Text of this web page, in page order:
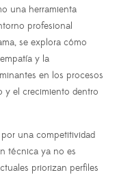
una herramienta
profesional
se explora cómo
y la
en los procesos
y el crecimiento dentro
una competitividad
técnica ya no es
priorizan perfiles